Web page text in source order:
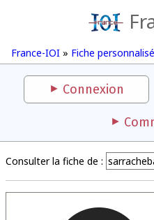
France-IOI » Fiche
Connexion
Consulter la fiche de :